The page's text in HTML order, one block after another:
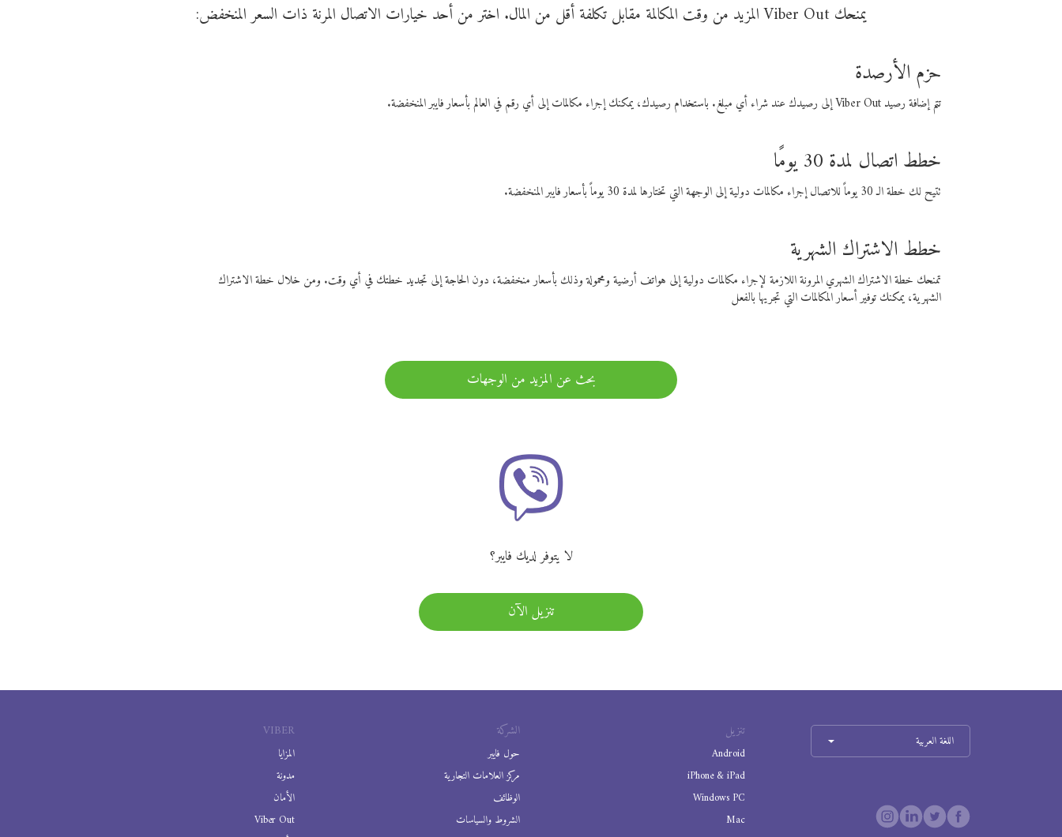
يمنحك Viber Out المزيد من وقت المكالمة مقابل تكلفة أقل من المال. اختر من أحد خيارات الاتصال المرنة ذات السعر المنخفض:
حزم الأرصدة
تتم إضافة رصيد Viber Out إلى رصيدك عند شراء أي مبلغ. باستخدام رصيدك، يمكنك إجراء مكالمات إلى أي رقم في العالم بأسعار فايبر المنخفضة.
خطط اتصال لمدة 30 يومًا
تتيح لك خطة الـ 30 يوماً للاتصال إجراء مكالمات دولية إلى الوجهة التي تختارها لمدة 30 يوماً بأسعار فايبر المنخفضة.
خطط الاشتراك الشهرية
تمنحك خطة الاشتراك الشهري المرونة اللازمة لإجراء مكالمات دولية إلى هواتف أرضية ومحمولة وذلك بأسعار منخفضة، دون الحاجة إلى تجديد خطتك في أي وقت. ومن خلال خطة الاشتراك
الشهرية، يمكنك توفير أسعار المكالمات التي تجريها بالفعل
بحث عن المزيد من الوجهات
لا يتوفر لديك فايبر؟
تنزيل الآن
VIBER
المزايا
مدونة
الأمان
Viber Out
الشركة
حول فايبر
مركز العلامات التجارية
الوظائف
الشروط والسياسات
تنزيل
Android
iPhone & iPad
Windows PC
Mac
اللغة العربية